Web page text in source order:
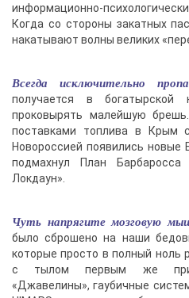
информационно-
Когда со стороны закатных
накатывают волны великих
Всегда исключительно
получается в богатырской
проковырять малейшую
поставками топлива в Крым
Новороссией появились
подмахнул План Барбаросса
Локдаун».
Чуть напрягите мозговую
было сброшено на наши
которые просто в полный ноль
с тылом первым же
«Джавелины», гаубичные